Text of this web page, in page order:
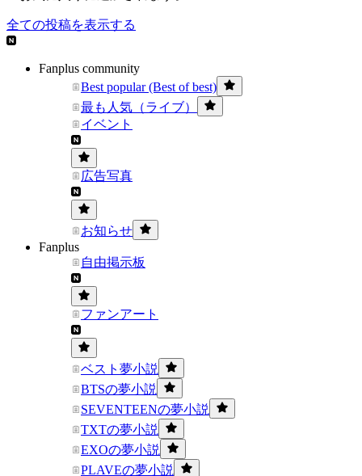
全ての投稿を表示する
Fanplus community
Best popular (Best of best)
最も人気（ライブ）
イベント
広告写真
お知らせ
Fanplus
自由掲示板
ファンアート
ベスト夢小説
BTSの夢小説
SEVENTEENの夢小説
TXTの夢小説
EXOの夢小説
PLAVEの夢小説